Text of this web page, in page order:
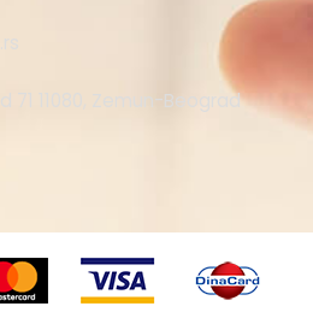
71 11080, Zemun-Beograd